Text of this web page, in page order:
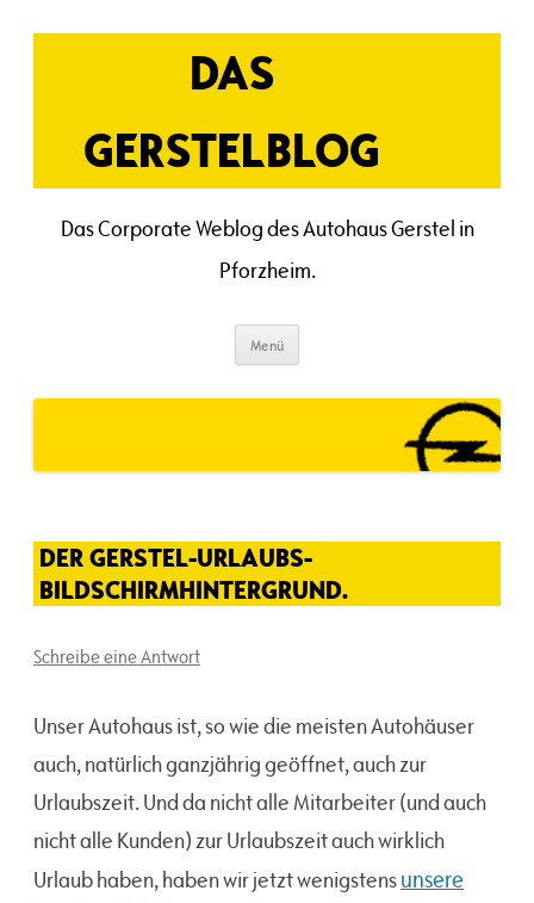
Inhalt
DAS
GERSTELBLOG
Das Corporate Weblog des Autohaus Gerstel in
Pforzheim.
Menü
DER GERSTEL-URLAUBS-
BILDSCHIRMHINTERGRUND.
Schreibe eine Antwort
Unser Autohaus ist, so wie die meisten Autohäuser
auch, natürlich ganzjährig geöffnet, auch zur
Urlaubszeit. Und da nicht alle Mitarbeiter (und auch
nicht alle Kunden) zur Urlaubszeit auch wirklich
Urlaub haben, haben wir jetzt wenigstensunsere